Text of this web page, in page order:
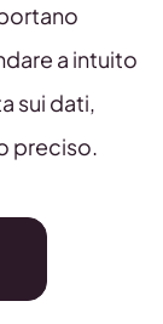
a intuito
sui dati,
preciso.